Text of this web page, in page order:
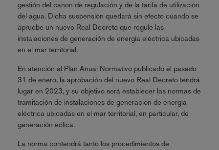
gestión del canon de regulación y de la tarifa de utilización
del agua. Dicha suspensión quedará sin efecto cuando se
apruebe un nuevo Real Decreto que regule las
instalaciones de generación de energía eléctrica ubicadas
en el mar territorial.
En atención al Plan Anual Normativo publicado el pasado
31 de enero, la aprobación del nuevo Real Decreto tendrá
lugar en 2023, y su objetivo será establecer las normas de
tramitación de instalaciones de generación de energía
eléctrica ubicadas en el mar territorial, en particular, de
generación eólica.
La norma contendrá tanto los procedimientos de